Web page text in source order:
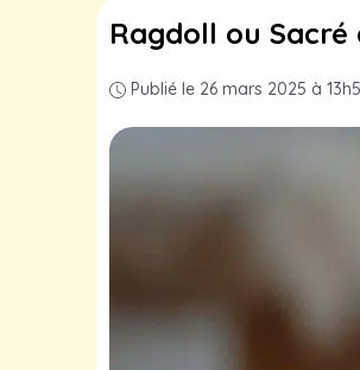
Ragdoll ou
Publié le 26 mars 2025 à